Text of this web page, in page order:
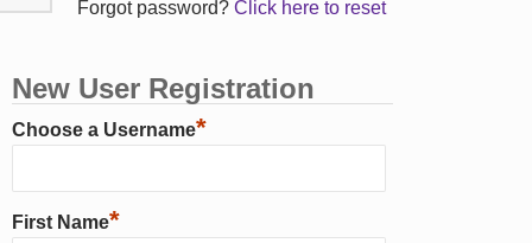
Forgot password? Click here to reset
New User Registration
Choose a Username*
First Name*